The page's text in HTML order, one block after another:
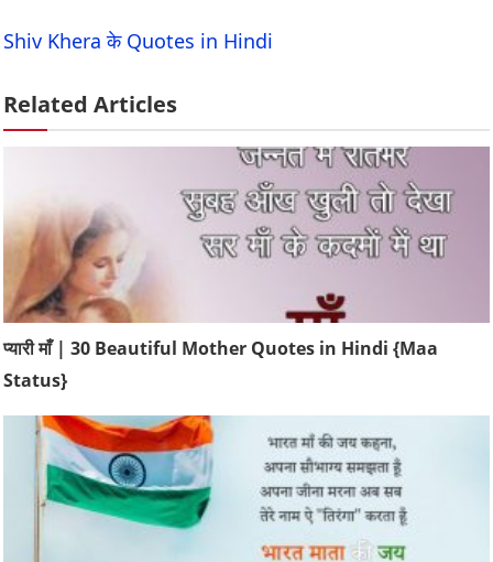
Shiv Khera के Quotes in Hindi
Related Articles
प्यारी माँ | 30 Beautiful Mother Quotes in Hindi {Maa
Status}